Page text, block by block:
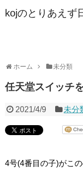
kojのとりあえず
ホーム 未分類
任天堂スイッチ
2021/4/9 未分
4号(4番目の子)がこ